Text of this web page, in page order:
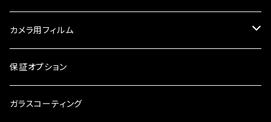
ケース・カバー
ケース
ガラスフィルム
ケース
ケース
AQUOS
ガラスフィルム
arrows
ガラスフィルム
シンプルスマホ
カメラ用フィルム
iPhone
iPhone17e
Android
保証オプション
ガラスコーティング